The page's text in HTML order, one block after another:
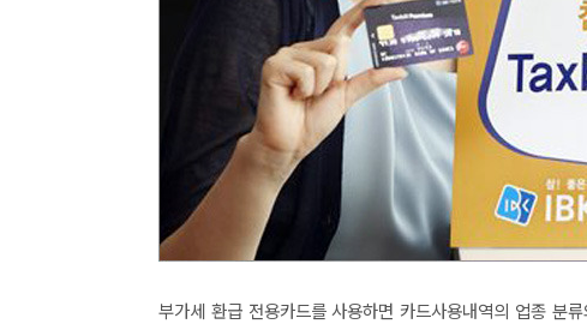
부가세 환급 전용카드를 사용하면 카드사용내역의 업종 분